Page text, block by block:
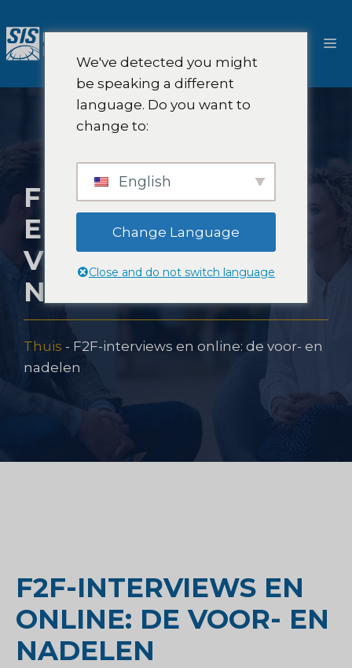
naar
de
F2F-INTERVIEWS
EN ONLINE: DE
VOOR- EN
NADELEN
Thuis - F2F-interviews en online: de voor- en
nadelen
F2F-INTERVIEWS EN
ONLINE: DE VOOR- EN
NADELEN
We've detected you might
be speaking a different
language. Do you want to
change to:
English
Change Language
Close and do not switch language